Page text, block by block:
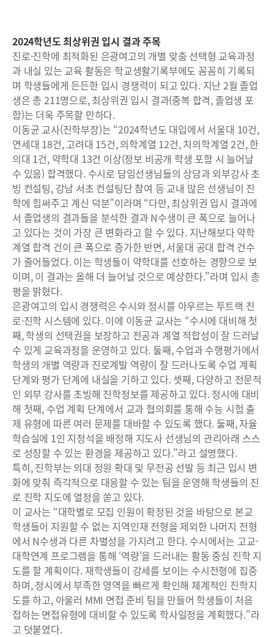
2024학년도 최상위권 입시 결과 주목
진로·진학에 최적화된 은광여고의 개별 맞춤 선택형 교육과정
과 내실 있는 교육 활동은 학교생활기록부에도 꼼꼼히 기록되
며 학생들에게 든든한 입시 경쟁력이 되고 있다. 지난 2월 졸업
생은 총 211명으로, 최상위권 입시 결과(중복 합격, 졸업생 포
함)는 더욱 주목할 만하다.
이동균 교사(진학부장)는 “2024학년도 대입에서 서울대 10건,
연세대 18건, 고려대 15건, 의학계열 12건, 치의학계열 2건, 한
의대 1건, 약학대 13건 이상(정보 비공개 학생 포함 시 늘어날
수 있음) 합격했다. 수시로 담임선생님들의 상담과 외부강사 초
빙 컨설팅, 강남 서초 컨설팅단 참여 등 교내 많은 선생님이 진
학에 힘써주고 계신 덕분”이라며 “다만, 최상위권 입시 결과에
서 졸업생의 결과들을 분석한 결과 N수생이 큰 폭으로 늘어나
고 있다는 것이 가장 큰 변화라고 할 수 있다. 지난해보다 약학
계열 합격 건이 큰 폭으로 증가한 반면, 서울대 공대 합격 건수
가 줄어들었다. 이는 학생들이 약학대를 선호하는 경향으로 보
이며, 이 결과는 올해 더 늘어날 것으로 예상한다.”라며 입시 총
평을 밝혔다.
은광여고의 입시 경쟁력은 수시와 정시를 아우르는 투트랙 진
로·진학 시스템에 있다. 이에 이동균 교사는 “수시에 대비해 첫
째, 학생의 선택권을 보장하고 전공과 계열 적합성이 잘 드러날
수 있게 교육과정을 운영하고 있다. 둘째, 수업과 수행평가에서
학생의 개별 역량과 진로계발 역량이 잘 드러나도록 수업 계획
단계와 평가 단계에 내실을 기하고 있다. 셋째, 다양하고 전문적
인 외부 강사를 초빙해 진학정보를 제공하고 있다. 정시에 대비
해 첫째, 수업 계획 단계에서 교과 협의회를 통해 수능 시험 출
제 유형에 따른 여러 문제를 대바할 수 있도록 했다. 둘째, 자율
학습실에 1인 지정석을 배정해 지도사 선생님의 관리아래 스스
로 성장할 수 있는 환경을 제공하고 있다.”라고 설명했다.
특히, 진학부는 의대 정원 확대 및 무전공 선발 등 최근 입시 변
화에 맞춰 즉각적으로 대응할 수 있는 팀을 운영해 학생들의 진
로 진학 지도에 열정을 쏟고 있다.
이 교사는 “대학별로 모집 인원이 확정된 것을 바탕으로 본교
학생들이 지원할 수 없는 지역인재 전형을 제외한 나머지 전형
에서 N수생과 다른 차별성을 가지려고 한다. 수시에서는 고교-
대학연계 프로그램을 통해 ‘역량’을 드러내는 활동 중심 진학 지
도를 할 계획이다. 재학생들이 강세를 보이는 수시전형에 집중
하며, 정시에서 부족한 영역을 빠르게 확인해 체계적인 진학지
도를 하고, 아울러 MMI 면접 준비 팀을 만들어 학생들이 처음
접하는 면접유형에 대비할 수 있도록 학사일정을 계획했다.”라
고 덧붙였다.